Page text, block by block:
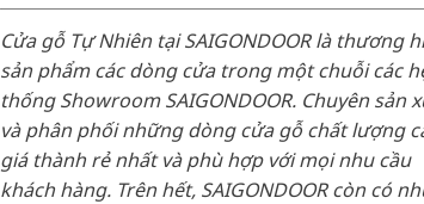
Cửa gỗ Tự Nhiên tại SAIGONDOOR là thương
sản phẩm các dòng cửa trong một chuỗi các
thống Showroom SAIGONDOOR. Chuyên sản
và phân phối những dòng cửa gỗ chất lượng
giá thành rẻ nhất và phù hợp với mọi nhu cầu
khách hàng. Trên hết, SAIGONDOOR còn có